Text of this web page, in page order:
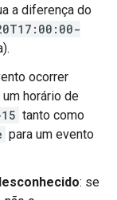
a diferença do
ocorrer
horário de
tanto como
para um evento
: se